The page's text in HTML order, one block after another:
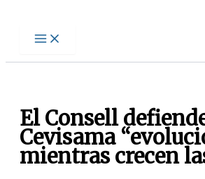
El Consell
Cevisama
mientras crecen